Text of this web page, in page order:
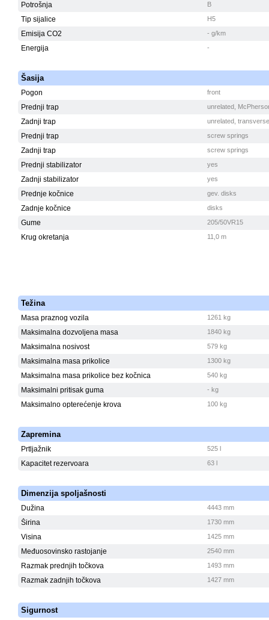
Potrošnja B
Tip sijalice H5
Emisija CO2 - g/km
Energija -
Šasija
Pogon front
Prednji trap unrelated,
Zadnji trap unrelated,
Prednji trap screw springs
Zadnji trap screw springs
Prednji stabilizator yes
Zadnji stabilizator yes
Prednje kočnice gev. disks
Zadnje kočnice disks
Gume 205/50VR15
Krug okretanja 11,0 m
Težina
Masa praznog vozila 1261 kg
Maksimalna dozvoljena masa 1840 kg
Maksimalna nosivost 579 kg
Maksimalna masa prikolice 1300 kg
Maksimalna masa prikolice bez kočnica 540 kg
Maksimalni pritisak guma - kg
Maksimalno opterećenje krova 100 kg
Zapremina
Prtljažnik 525 l
Kapacitet rezervoara 63 l
Dimenzija spoljašnosti
Dužina 4443 mm
Širina 1730 mm
Visina 1425 mm
Međuosovinsko rastojanje 2540 mm
Razmak prednjih točkova 1493 mm
Razmak zadnjih točkova 1427 mm
Sigurnost